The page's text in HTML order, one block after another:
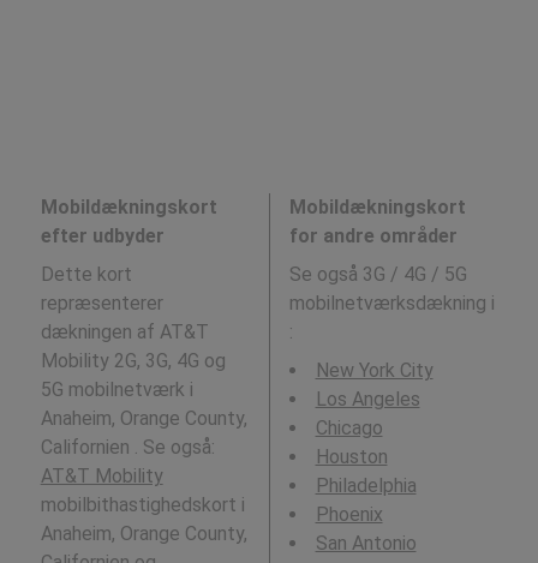
Mobildækningskort
efter udbyder
Dette kort
repræsenterer
dækningen af AT&T
Mobility 2G, 3G, 4G og
5G mobilnetværk i
Anaheim, Orange County,
Californien . Se også:
AT&T Mobility
mobilbithastighedskort i
Anaheim, Orange County,
Mobildækningskort
for andre områder
Se også 3G / 4G / 5G
mobilnetværksdækning i
:
New York City
Los Angeles
Chicago
Houston
Philadelphia
Phoenix
San Antonio